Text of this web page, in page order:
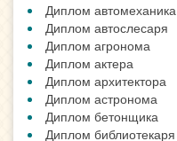
Диплом автомеханика
Диплом автослесаря
Диплом агронома
Диплом актера
Диплом архитектора
Диплом астронома
Диплом бетонщика
Диплом библиотекаря